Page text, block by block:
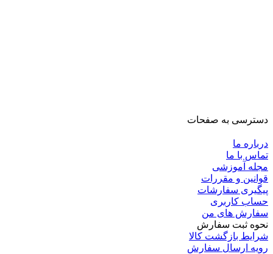
دسترسی به صفحات
درباره ما
تماس با ما
مجله آموزشی
قوانین و مقررات
پیگیری سفارشات
حساب کاربری
سفارش های من
نحوه ثبت سفارش
شرایط بازگشت کالا
رویه ارسال سفارش